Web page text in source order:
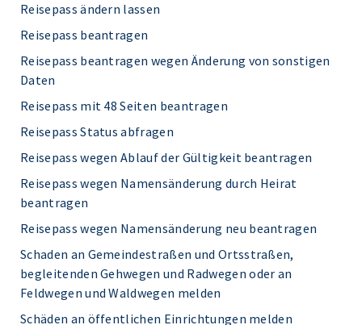
Reisepass ändern lassen
Reisepass beantragen
Reisepass beantragen wegen Änderung von sonstigen
Daten
Reisepass mit 48 Seiten beantragen
Reisepass Status abfragen
Reisepass wegen Ablauf der Gültigkeit beantragen
Reisepass wegen Namensänderung durch Heirat
beantragen
Reisepass wegen Namensänderung neu beantragen
Schaden an Gemeindestraßen und Ortsstraßen,
begleitenden Gehwegen und Radwegen oder an
Feldwegen und Waldwegen melden
Schäden an öffentlichen Einrichtungen melden